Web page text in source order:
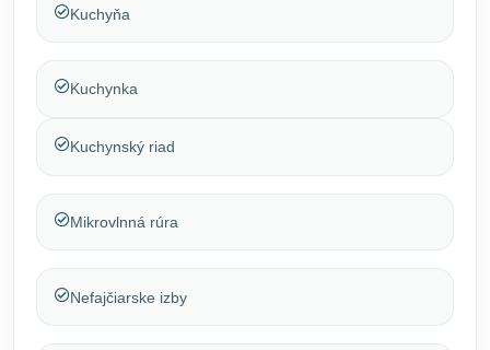
Kuchyňa
Kuchynka
Kuchynský riad
Mikrovlnná rúra
Nefajčiarske izby